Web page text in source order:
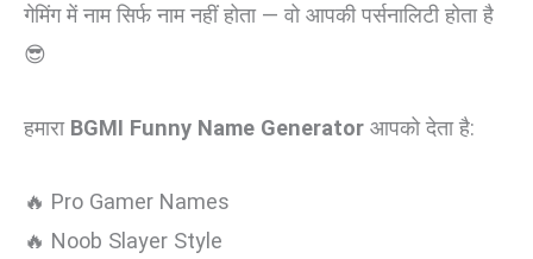
गेमिंग में नाम सिर्फ नाम नहीं होता — वो आपकी पर्सनालिटी होता है
😎
हमारा BGMI Funny Name Generator आपको देता है:
🔥 Pro Gamer Names
🔥 Noob Slayer Style